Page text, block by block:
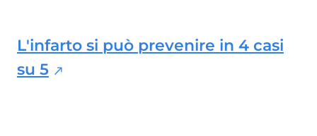
L'infarto si può prevenire in 4 casi
su 5